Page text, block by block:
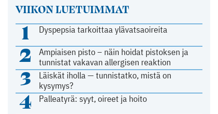
VIIKON LUETUIMMAT
1 Dyspepsia tarkoittaa ylävatsaoireita
2
Ampiaisen pisto – näin hoidat pistoksen ja
tunnistat vakavan allergisen reaktion
3
Läiskät iholla — tunnistatko, mistä on
kysymys?
4 Palleatyrä: syyt, oireet ja hoito